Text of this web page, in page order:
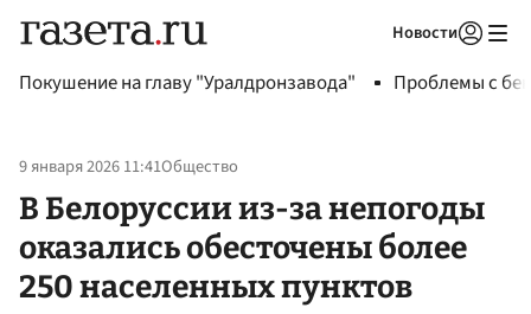
Новости
Покушение на главу "Уралдронзавода" Проблемы с
9 января 2026 11:41Общество
В Белоруссии из-за непогоды
оказались обесточены более
250 населенных пунктов